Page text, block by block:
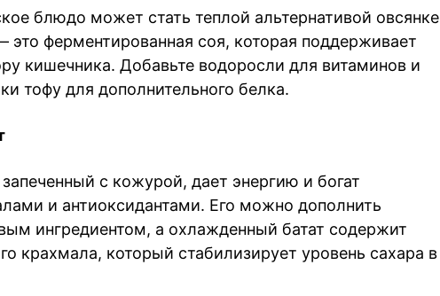
блюдо может стать теплой альтернативой овсянке
ферментированная соя, которая поддерживает
кишечника. Добавьте водоросли для витаминов и
тофу для дополнительного белка.
с кожурой, дает энергию и богат
и антиоксидантами. Его можно дополнить
ингредиентом, а охлажденный батат содержит
крахмала, который стабилизирует уровень сахара в